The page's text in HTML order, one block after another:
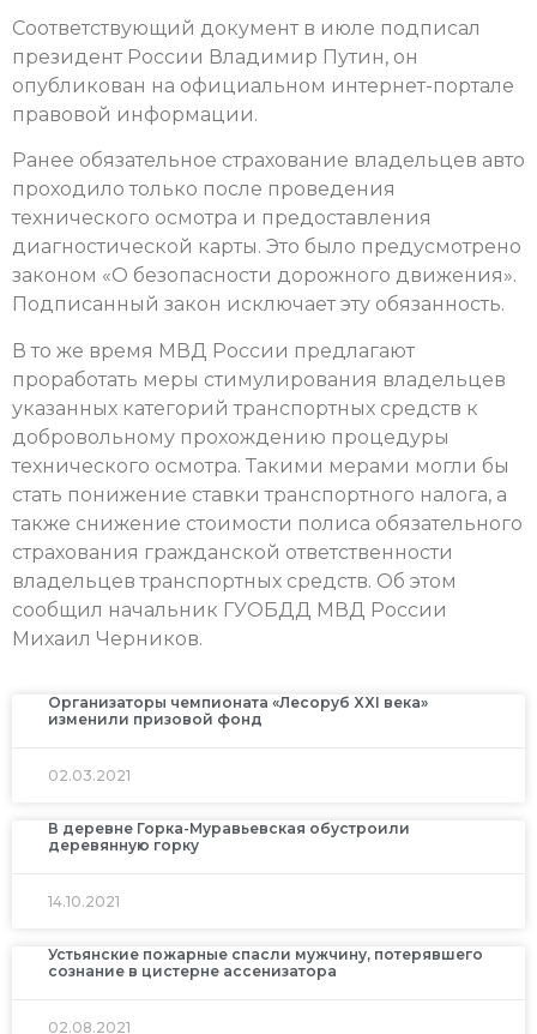
Соответствующий документ в июле подписал
президент России Владимир Путин, он
опубликован на официальном интернет-портале
правовой информации.
Ранее обязательное страхование владельцев авто
проходило только после проведения
технического осмотра и предоставления
диагностической карты. Это было предусмотрено
законом «О безопасности дорожного движения».
Подписанный закон исключает эту обязанность.
В то же время МВД России предлагают
проработать меры стимулирования владельцев
указанных категорий транспортных средств к
добровольному прохождению процедуры
технического осмотра. Такими мерами могли бы
стать понижение ставки транспортного налога, а
также снижение стоимости полиса обязательного
страхования гражданской ответственности
владельцев транспортных средств. Об этом
сообщил начальник ГУОБДД МВД России
Михаил Черников.
Организаторы чемпионата «Лесоруб XXI века»
изменили призовой фонд
02.03.2021
В деревне Горка-Муравьевская обустроили
деревянную горку
14.10.2021
Устьянские пожарные спасли мужчину, потерявшего
сознание в цистерне ассенизатора
02.08.2021